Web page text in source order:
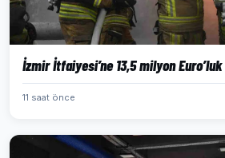
İzmir İtfaiyesi’ne 13,5 milyon
11 saat önce